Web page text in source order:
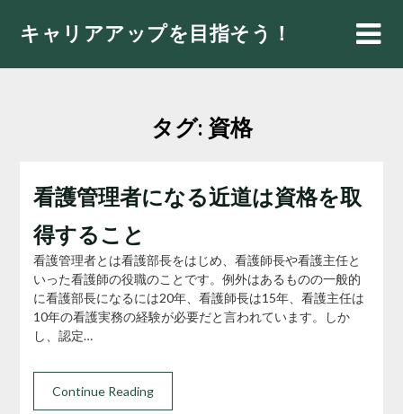
キャリアアップを目指そう！
タグ: 資格
看護管理者になる近道は資格を取
得すること
看護管理者とは看護部長をはじめ、看護師長や看護主任と
いった看護師の役職のことです。例外はあるものの一般的
に看護部長になるには20年、看護師長は15年、看護主任は
10年の看護実務の経験が必要だと言われています。しか
し、認定…
Continue Reading